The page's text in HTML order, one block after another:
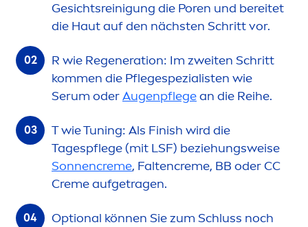
Gesichtsreinigung die Poren und bereitet
die Haut auf den nächsten Schritt vor.
R wie Regeneration: Im zweiten Schritt
kommen die Pflegespezialisten wie
Serum oderAugenpflegean die Reihe.
T wie Tuning: Als Finish wird die
Tagespflege (mit LSF) beziehungsweise
Sonnencreme, Faltencreme, BB oder CC
Cremeaufgetragen.
Optional können Sie zum Schluss noch